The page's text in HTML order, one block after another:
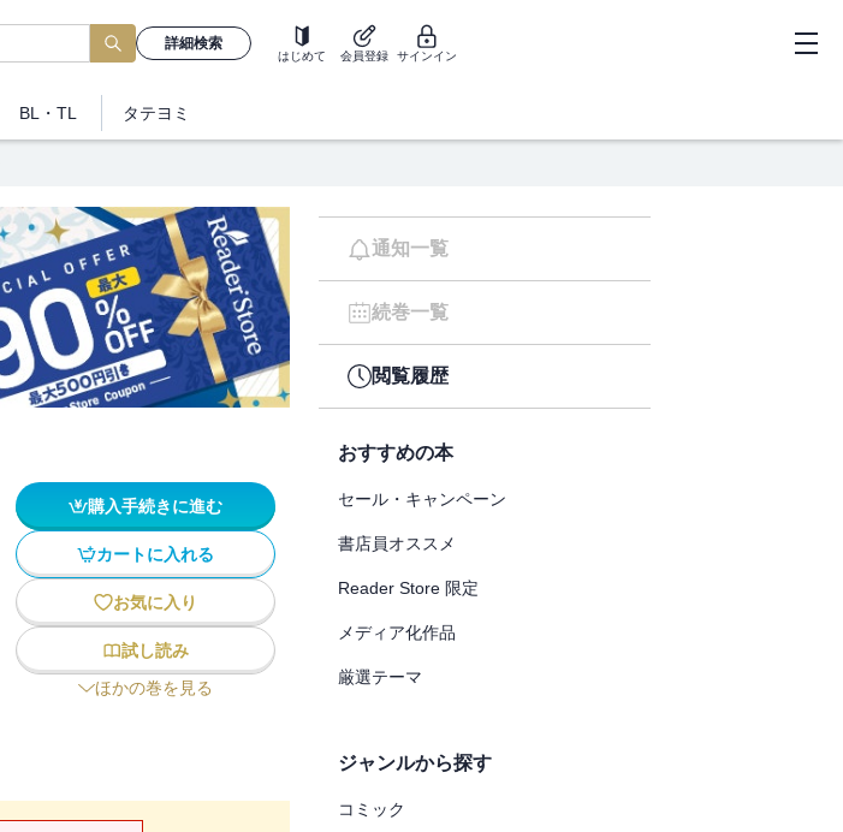
詳細検索
はじめて 会員登録 サインイン
BL・TL タテヨミ
購入手続きに進む
カートに入れる
お気に入り
試し読み
ほかの巻を見る
通知一覧
続巻一覧
閲覧履歴
おすすめの本
セール・キャンペーン
書店員オススメ
Reader Store 限定
メディア化作品
厳選テーマ
ジャンルから探す
コミック